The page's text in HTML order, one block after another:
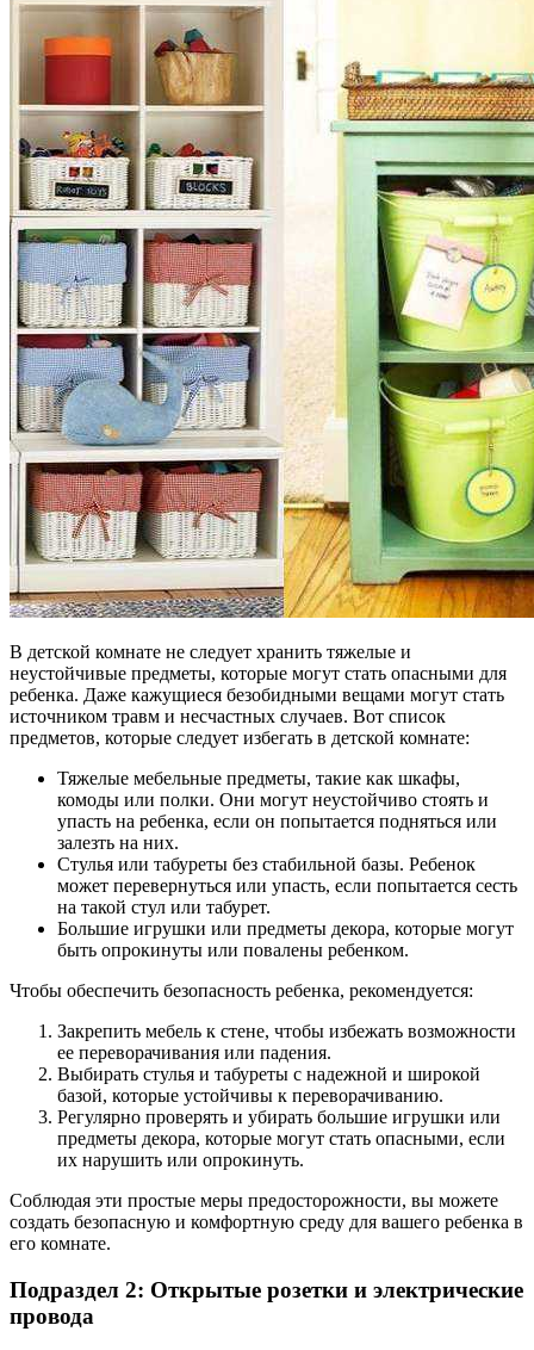
В детской комнате не следует хранить тяжелые и
неустойчивые предметы, которые могут стать опасными для
ребенка. Даже кажущиеся безобидными вещами могут стать
источником травм и несчастных случаев. Вот список
предметов, которые следует избегать в детской комнате:
Тяжелые мебельные предметы, такие как шкафы,
комоды или полки. Они могут неустойчиво стоять и
упасть на ребенка, если он попытается подняться или
залезть на них.
Стулья или табуреты без стабильной базы. Ребенок
может перевернуться или упасть, если попытается сесть
на такой стул или табурет.
Большие игрушки или предметы декора, которые могут
быть опрокинуты или повалены ребенком.
Чтобы обеспечить безопасность ребенка, рекомендуется:
Закрепить мебель к стене, чтобы избежать возможности
ее переворачивания или падения.
Выбирать стулья и табуреты с надежной и широкой
базой, которые устойчивы к переворачиванию.
Регулярно проверять и убирать большие игрушки или
предметы декора, которые могут стать опасными, если
их нарушить или опрокинуть.
Соблюдая эти простые меры предосторожности, вы можете
создать безопасную и комфортную среду для вашего ребенка в
его комнате.
Подраздел 2: Открытые розетки и электрические
провода